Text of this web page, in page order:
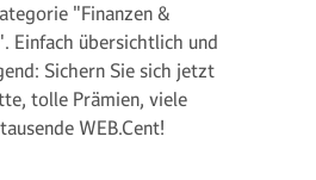
"Finanzen &
Einfach übersichtlich und
Sichern Sie sich jetzt
tolle Prämien, viele
WEB.Cent!